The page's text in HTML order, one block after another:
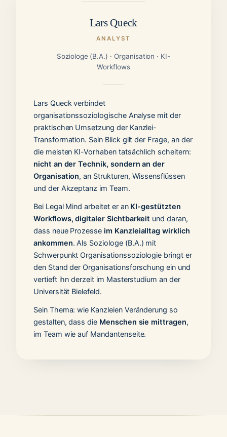
Lars Queck
ANALYST
Soziologe (B.A.) · Organisation · KI-
Workflows
Lars Queck verbindet
organisationssoziologische Analyse mit der
praktischen Umsetzung der Kanzlei-
Transformation. Sein Blick gilt der Frage, an der
die meisten KI-Vorhaben tatsächlich scheitern:
nicht an der Technik, sondern an der
Organisation, an Strukturen, Wissensflüssen
und der Akzeptanz im Team.
Bei Legal Mind arbeitet er an KI-gestützten
Workflows, digitaler Sichtbarkeit und daran,
dass neue Prozesse im Kanzleialltag wirklich
ankommen. Als Soziologe (B.A.) mit
Schwerpunkt Organisationssoziologie bringt er
den Stand der Organisationsforschung ein und
vertieft ihn derzeit im Masterstudium an der
Universität Bielefeld.
Sein Thema: wie Kanzleien Veränderung so
gestalten, dass die Menschen sie mittragen,
im Team wie auf Mandantenseite.